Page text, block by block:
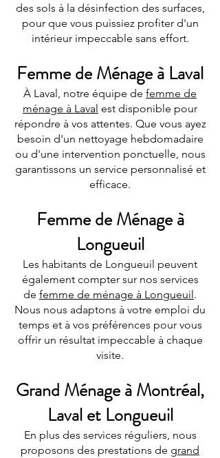
des sols à la désinfection des surfaces,
pour que vous puissiez profiter d'un
intérieur impeccable sans effort.
Femme de Ménage à Laval
À Laval, notre équipe de femme de
ménage à Laval est disponible pour
répondre à vos attentes. Que vous ayez
besoin d'un nettoyage hebdomadaire
ou d'une intervention ponctuelle, nous
garantissons un service personnalisé et
efficace.
Femme de Ménage à
Longueuil
Les habitants de Longueuil peuvent
également compter sur nos services
de femme de ménage à Longueuil.
Nous nous adaptons à votre emploi du
temps et à vos préférences pour vous
offrir un résultat impeccable à chaque
visite.
Grand Ménage à Montréal,
Laval et Longueuil
En plus des services réguliers, nous
proposons des prestations de grand